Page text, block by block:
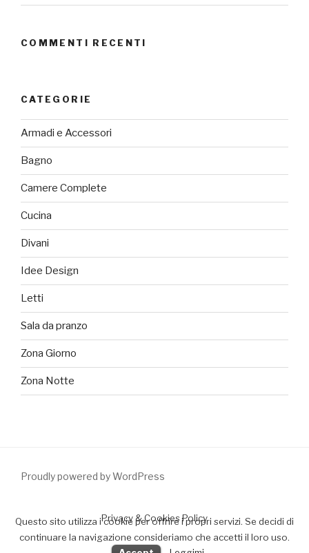
COMMENTI RECENTI
CATEGORIE
Armadi e Accessori
Bagno
Camere Complete
Cucina
Divani
Idee Design
Letti
Sala da pranzo
Zona Giorno
Zona Notte
Proudly powered by WordPress
Questo sito utilizza i cookie per offrire i propri servizi. Se decidi di
continuare la navigazione consideriamo che accetti il loro uso.
Privacy & Cookies Policy